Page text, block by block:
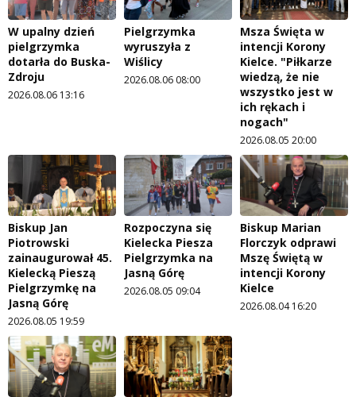
W upalny dzień
pielgrzymka
dotarła do Buska-
Zdroju
2026.08.06 13:16
Pielgrzymka
wyruszyła z
Wiślicy
2026.08.06 08:00
Msza Święta w
intencji Korony
Kielce. "Piłkarze
wiedzą, że nie
wszystko jest w
ich rękach i
nogach"
2026.08.05 20:00
Biskup Jan
Piotrowski
zainaugurował 45.
Kielecką Pieszą
Pielgrzymkę na
Jasną Górę
2026.08.05 19:59
Rozpoczyna się
Kielecka Piesza
Pielgrzymka na
Jasną Górę
2026.08.05 09:04
Biskup Marian
Florczyk odprawi
Mszę Świętą w
intencji Korony
Kielce
2026.08.04 16:20